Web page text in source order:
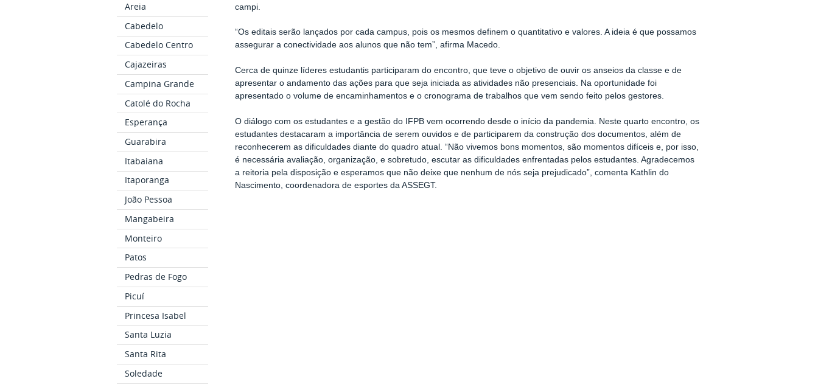
Areia
Cabedelo
Cabedelo Centro
Cajazeiras
Campina Grande
Catolé do Rocha
Esperança
Guarabira
Itabaiana
Itaporanga
João Pessoa
Mangabeira
Monteiro
Patos
Pedras de Fogo
Picuí
Princesa Isabel
Santa Luzia
Santa Rita
Soledade
campi.
“Os editais serão lançados por cada campus, pois os mesmos definem o quantitativo e valores. A ideia é que possamos
assegurar a conectividade aos alunos que não tem”, afirma Macedo.
Cerca de quinze líderes estudantis participaram do encontro, que teve o objetivo de ouvir os anseios da classe e de
apresentar o andamento das ações para que seja iniciada as atividades não presenciais. Na oportunidade foi
apresentado o volume de encaminhamentos e o cronograma de trabalhos que vem sendo feito pelos gestores.
O diálogo com os estudantes e a gestão do IFPB vem ocorrendo desde o início da pandemia. Neste quarto encontro, os
estudantes destacaram a importância de serem ouvidos e de participarem da construção dos documentos, além de
reconhecerem as dificuldades diante do quadro atual. “Não vivemos bons momentos, são momentos difíceis e, por isso,
é necessária avaliação, organização, e sobretudo, escutar as dificuldades enfrentadas pelos estudantes. Agradecemos
a reitoria pela disposição e esperamos que não deixe que nenhum de nós seja prejudicado”, comenta Kathlin do
Nascimento, coordenadora de esportes da ASSEGT.